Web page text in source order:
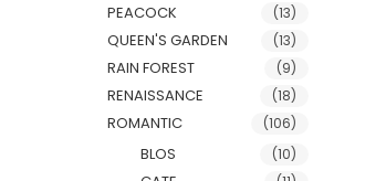
PEACOCK (13)
QUEEN'S GARDEN (13)
RAIN FOREST (9)
RENAISSANCE (18)
ROMANTIC (106)
BLOS (10)